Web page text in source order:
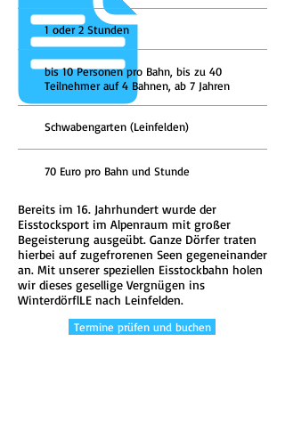
1 oder 2 Stunden
bis 10 Personen pro Bahn, bis zu 40
Teilnehmer auf 4 Bahnen, ab 7 Jahren
Schwabengarten (Leinfelden)
70 Euro pro Bahn und Stunde
Bereits im 16. Jahrhundert wurde der
Eisstocksport im Alpenraum mit großer
Begeisterung ausgeübt. Ganze Dörfer traten
hierbei auf zugefrorenen Seen gegeneinander
an. Mit unserer speziellen Eisstockbahn holen
wir dieses gesellige Vergnügen ins
WinterdörflLE nach Leinfelden.
Termine prüfen und buchen